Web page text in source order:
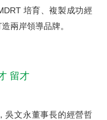
培育、複製成功經
兩岸領導品牌。
留才
吳文永董事長的經營哲